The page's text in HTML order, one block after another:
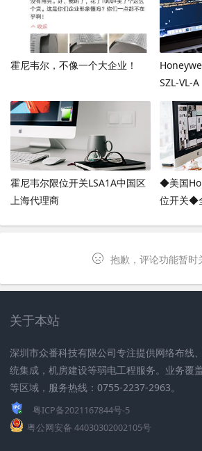
霍尼韦尔，不像一个大企业！
SZL-VL-A
霍尼韦尔限位开关LSA1A中国区
上海代理商
◆美国
位开关◆
抱歉，评论功能暂时
关于本站
深圳市众番科技有限公司专注提供网络布线
统集成，机房建设等弱电工程服务。业务覆
等区域，服务热线：0755-2237-2963。
粤ICP备2021167844号-5
粤公网安备 44030302002105号